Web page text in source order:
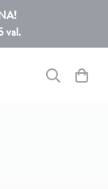
val.